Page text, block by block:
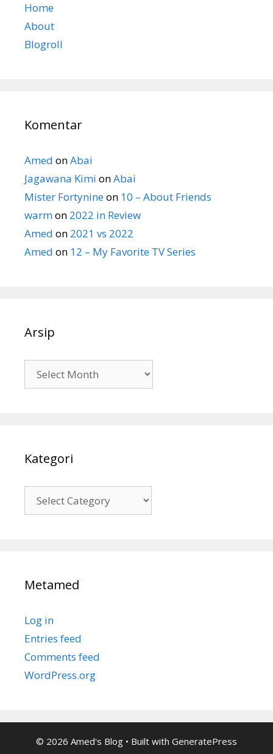
Home
About
Blogroll
Komentar
Amed onAbai
Jagawana Kimi onAbai
Mister Fortynineon 10 – About Friends
warmon 2022 in Review
Amed on 2021 vs 2022
Amed on 12 – My Favorite TV Series
Arsip
Kategori
Metamed
Log in
Entries feed
Comments feed
WordPress.org
© 2026 Amed's Blog • Built with GeneratePress